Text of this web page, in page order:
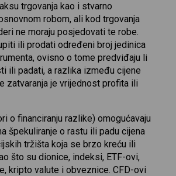
trgovanja kao i stvarno
robom, ali kod trgovanja
ne moraju posjedovati te robe.
ili prodati određeni broj jedinica
ovisno o tome predviđaju li
ili padati, a razlika između cijene
zatvaranja je vrijednost profita ili
o financiranju razlike) omogućavaju
špekuliranje o rastu ili padu cijena
tržišta koja se brzo kreću ili
što su dionice, indeksi, ETF-ovi,
kripto valute i obveznice. CFD-ovi